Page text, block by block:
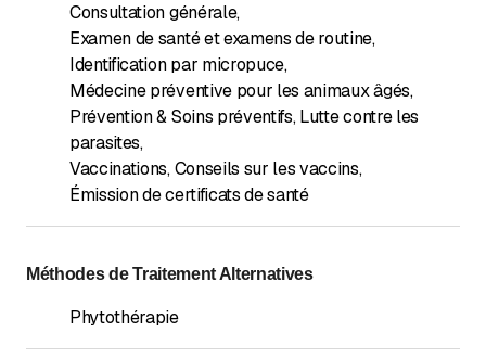
Consultation générale,
Examen de santé et examens de routine,
Identification par micropuce,
Médecine préventive pour les animaux âgés,
Prévention & Soins préventifs, Lutte contre les
parasites,
Vaccinations, Conseils sur les vaccins,
Émission de certificats de santé
Méthodes de Traitement Alternatives
Phytothérapie